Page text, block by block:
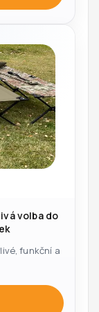
volba do
funkční a